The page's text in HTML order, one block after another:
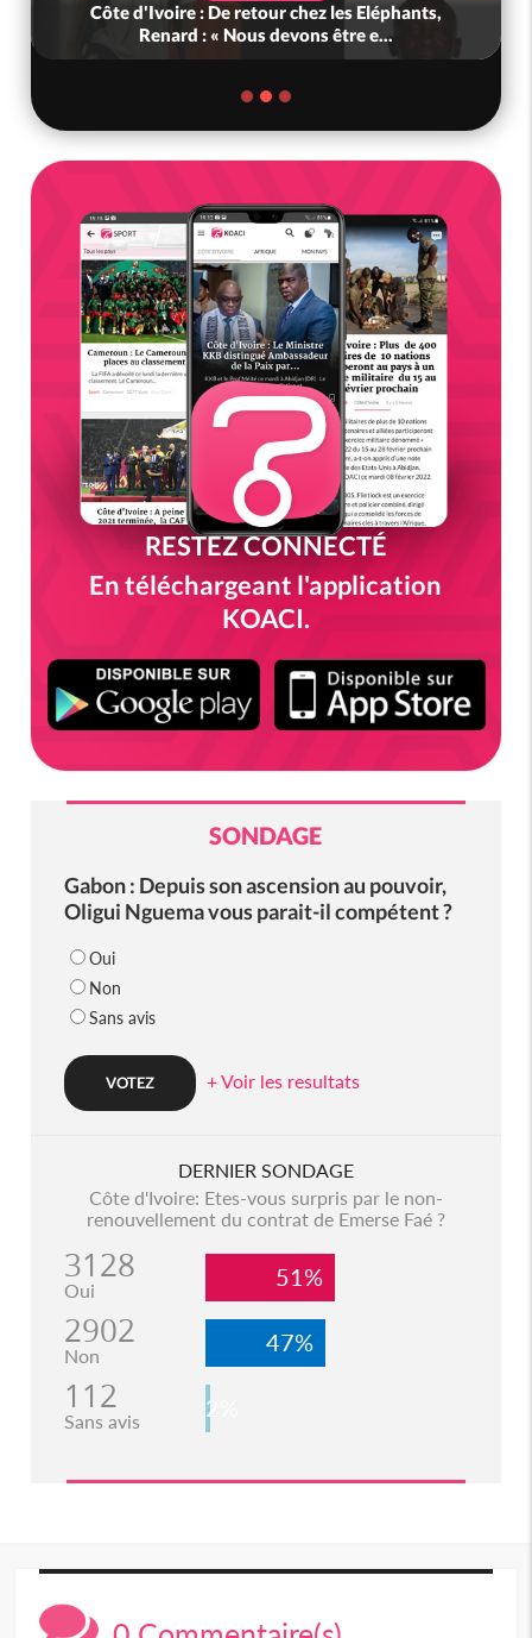
Côte d'Ivoire : De retour chez les Eléphants,
Renard : « Nous devons être e...
RESTEZ CONNECTÉ
En téléchargeant l'application
KOACI.
SONDAGE
Gabon : Depuis son ascension au pouvoir,
Oligui Nguema vous parait-il compétent ?
Oui
Non
Sans avis
+ Voir les resultats
DERNIER SONDAGE
Côte d'Ivoire: Etes-vous surpris par le non-
renouvellement du contrat de Emerse Faé ?
3128
Oui 51%
2902
Non 47%
112
Sans avis 2%